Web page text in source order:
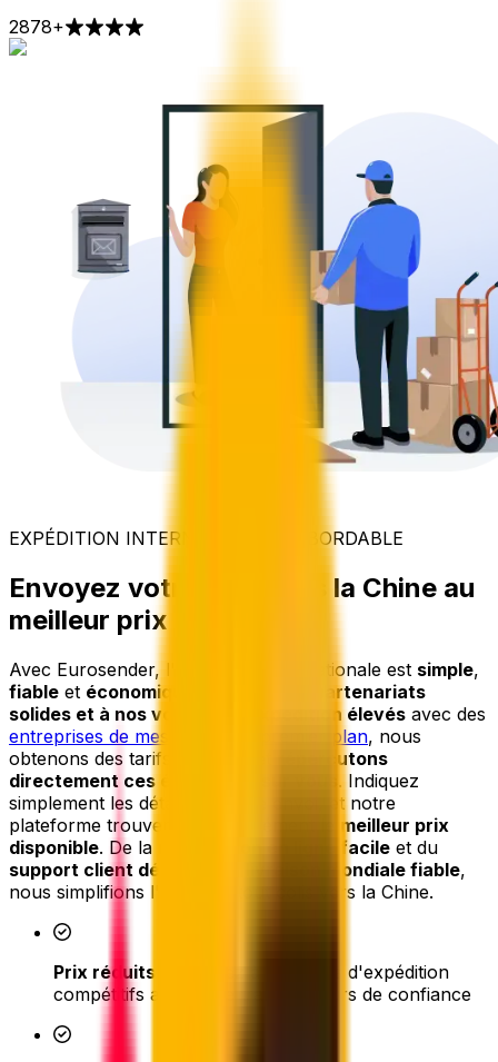
2878+
EXPÉDITION INTERNATIONALE ABORDABLE
Envoyez votre colis vers la Chine au
meilleur prix
Avec Eurosender, l'expédition internationale est simple,
fiable et économique
partenariats
solides et à nos volumes d'expédition élevés avec des
entreprises de messagerie de premier plan, nous
obtenons des tarifs exclusifs et
répercutons
directement ces économies sur vous . Indiquez
simplement les détails de votre envoi, et notre
plateforme trouvera instantanément le
meilleur prix
disponible. De la réservation en ligne facile et du
support client dédié
livraison mondiale fiable,
nous simplifions l'envoi de tout colis vers la Chine.
Prix réduits - accédez à des tarifs d'expédition
compétitifs auprès de transporteurs de confiance